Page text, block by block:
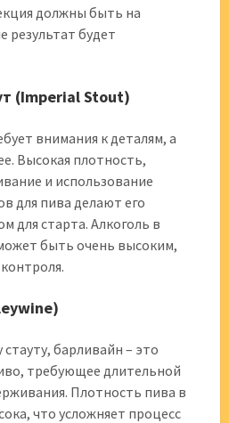
должны быть на
результат будет
(Imperial Stout)
внимания к деталям, а
Высокая плотность,
и использование
для пива делают его
для старта. Алкоголь в
быть очень высоким,
барливайн – это
требующее длительной
Плотность пива в
что усложняет процесс